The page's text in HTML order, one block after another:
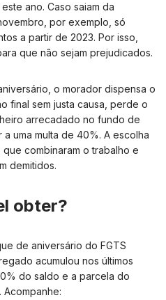
ano. Caso saiam da
por exemplo, só
a partir de 2023. Por isso,
que não sejam prejudicados.
o morador dispensa o
final sem justa causa, perde o
arrecadado no fundo de
uma multa de 40%. A escolha
combinaram o trabalho e
demitidos.
obter?
de aniversário do FGTS
acumulou nos últimos
do saldo e a parcela do